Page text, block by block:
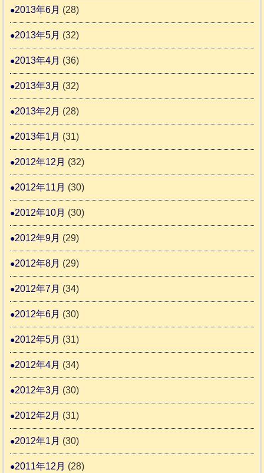
2013年6月 (28)
2013年5月 (32)
2013年4月 (36)
2013年3月 (32)
2013年2月 (28)
2013年1月 (31)
2012年12月 (32)
2012年11月 (30)
2012年10月 (30)
2012年9月 (29)
2012年8月 (29)
2012年7月 (34)
2012年6月 (30)
2012年5月 (31)
2012年4月 (34)
2012年3月 (30)
2012年2月 (31)
2012年1月 (30)
2011年12月 (28)